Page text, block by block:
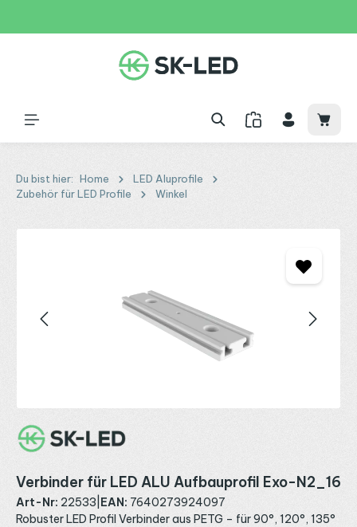
Du bist hier: Home
LED Aluprofile
Zubehör für LED Profile
Winkel
Verbinder für LED ALU Aufbauprofil Exo-N2_16
Art-Nr: 22533 EAN: 7640273924097
Robuster LED Profil Verbinder aus PETG – für 90°, 120°, 135°